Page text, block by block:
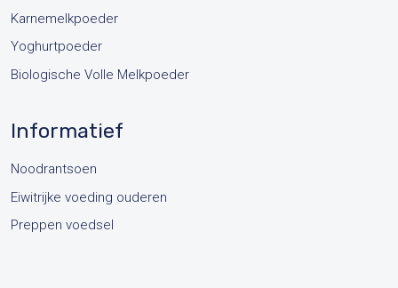
Karnemelkpoeder
Yoghurtpoeder
Biologische Volle Melkpoeder
Informatief
Noodrantsoen
Eiwitrijke voeding ouderen
Preppen voedsel